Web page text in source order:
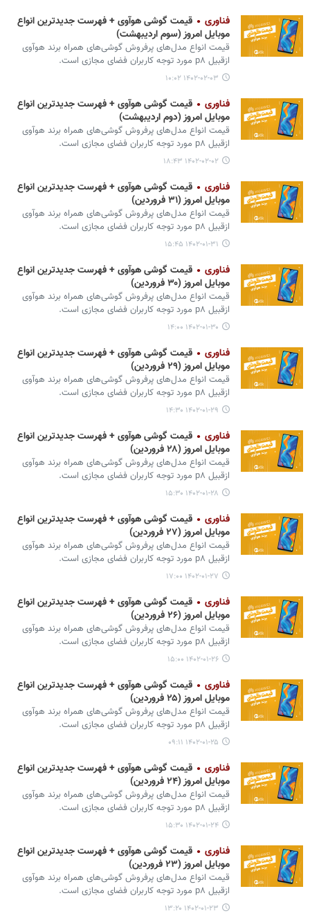
فناوری
قیمت گوشی هوآوی + فهرست جدیدترین انواع
موبایل امروز (سوم اردیبهشت)
قیمت انواع مدل‌های پرفروش گوشی‌های همراه برند هوآوی
ازقبیل p۸ مورد توجه کاربران فضای مجازی است.
۱۴۰۲-۰۲-۰۳ ۱۰:۰۲
فناوری
قیمت گوشی هوآوی + فهرست جدیدترین انواع
موبایل امروز (دوم اردیبهشت)
قیمت انواع مدل‌های پرفروش گوشی‌های همراه برند هوآوی
ازقبیل p۸ مورد توجه کاربران فضای مجازی است.
۱۴۰۲-۰۲-۰۲ ۱۸:۴۳
فناوری
قیمت گوشی هوآوی + فهرست جدیدترین انواع
موبایل امروز (۳۱ فروردین)
قیمت انواع مدل‌های پرفروش گوشی‌های همراه برند هوآوی
ازقبیل p۸ مورد توجه کاربران فضای مجازی است.
۱۴۰۲-۰۱-۳۱ ۱۵:۴۵
فناوری
قیمت گوشی هوآوی + فهرست جدیدترین انواع
موبایل امروز (۳۰ فروردین)
قیمت انواع مدل‌های پرفروش گوشی‌های همراه برند هوآوی
ازقبیل p۸ مورد توجه کاربران فضای مجازی است.
۱۴۰۲-۰۱-۳۰ ۱۴:۰۰
فناوری
قیمت گوشی هوآوی + فهرست جدیدترین انواع
موبایل امروز (۲۹ فروردین)
قیمت انواع مدل‌های پرفروش گوشی‌های همراه برند هوآوی
ازقبیل p۸ مورد توجه کاربران فضای مجازی است.
۱۴۰۲-۰۱-۲۹ ۱۴:۳۰
فناوری
قیمت گوشی هوآوی + فهرست جدیدترین انواع
موبایل امروز (۲۸ فروردین)
قیمت انواع مدل‌های پرفروش گوشی‌های همراه برند هوآوی
ازقبیل p۸ مورد توجه کاربران فضای مجازی است.
۱۴۰۲-۰۱-۲۸ ۱۵:۳۰
فناوری
قیمت گوشی هوآوی + فهرست جدیدترین انواع
موبایل امروز (۲۷ فروردین)
قیمت انواع مدل‌های پرفروش گوشی‌های همراه برند هوآوی
ازقبیل p۸ مورد توجه کاربران فضای مجازی است.
۱۴۰۲-۰۱-۲۷ ۱۷:۰۰
فناوری
قیمت گوشی هوآوی + فهرست جدیدترین انواع
موبایل امروز (۲۶ فروردین)
قیمت انواع مدل‌های پرفروش گوشی‌های همراه برند هوآوی
ازقبیل p۸ مورد توجه کاربران فضای مجازی است.
۱۴۰۲-۰۱-۲۶ ۱۵:۰۰
فناوری
قیمت گوشی هوآوی + فهرست جدیدترین انواع
موبایل امروز (۲۵ فروردین)
قیمت انواع مدل‌های پرفروش گوشی‌های همراه برند هوآوی
ازقبیل p۸ مورد توجه کاربران فضای مجازی است.
۱۴۰۲-۰۱-۲۵ ۰۹:۱۱
فناوری
قیمت گوشی هوآوی + فهرست جدیدترین انواع
موبایل امروز (۲۴ فروردین)
قیمت انواع مدل‌های پرفروش گوشی‌های همراه برند هوآوی
ازقبیل p۸ مورد توجه کاربران فضای مجازی است.
۱۴۰۲-۰۱-۲۴ ۱۵:۳۰
فناوری
قیمت گوشی هوآوی + فهرست جدیدترین انواع
موبایل امروز (۲۳ فروردین)
قیمت انواع مدل‌های پرفروش گوشی‌های همراه برند هوآوی
ازقبیل p۸ مورد توجه کاربران فضای مجازی است.
۱۴۰۲-۰۱-۲۳ ۱۳:۲۰